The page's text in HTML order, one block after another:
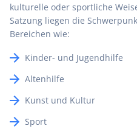
kulturelle oder sportliche
Satzung liegen die
Bereichen wie:
Kinder- und Jugendhilfe
Altenhilfe
Kunst und Kultur
Sport